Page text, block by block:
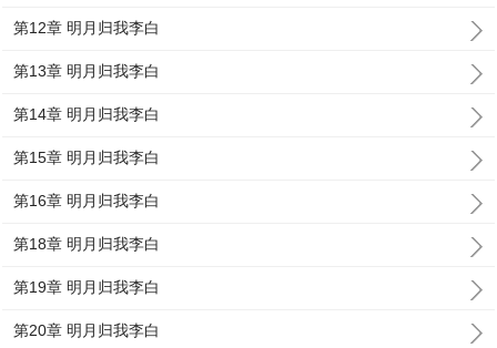
第12章 明月归我李白
第13章 明月归我李白
第14章 明月归我李白
第15章 明月归我李白
第16章 明月归我李白
第18章 明月归我李白
第19章 明月归我李白
第20章 明月归我李白